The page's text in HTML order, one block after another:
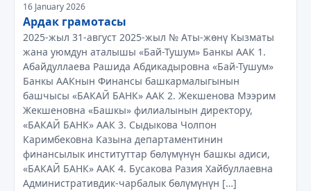
16 January 2026
Ардак грамотасы
2025-жыл 31-август 2025-жыл № Аты-жөнү Кызматы
жана уюмдун аталышы «Бай-Тушум» Банкы ААК 1.
Абайдуллаева Рашида Абдикадыровна «Бай-Тушум»
Банкы ААКнын Финансы башкармалыгынын
башчысы «БАКАЙ БАНК» ААК 2. Жекшенова Мээрим
Жекшеновна «Башкы» филиалынын директору,
«БАКАЙ БАНК» ААК 3. Сыдыкова Чолпон
Каримбековна Казына департаментинин
финансылык институттар бөлүмүнүн башкы адиси,
«БАКАЙ БАНК» ААК 4. Бусакова Разия Хайбуллаевна
Административдик-чарбалык бөлүмүнүн […]